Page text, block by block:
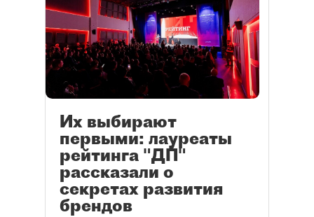
Их выбирают
первыми: лауреаты
рейтинга "ДП"
рассказали о
секретах развития
брендов